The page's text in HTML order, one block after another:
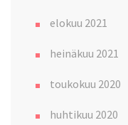
elokuu 2021
heinäkuu 2021
toukokuu 2020
huhtikuu 2020